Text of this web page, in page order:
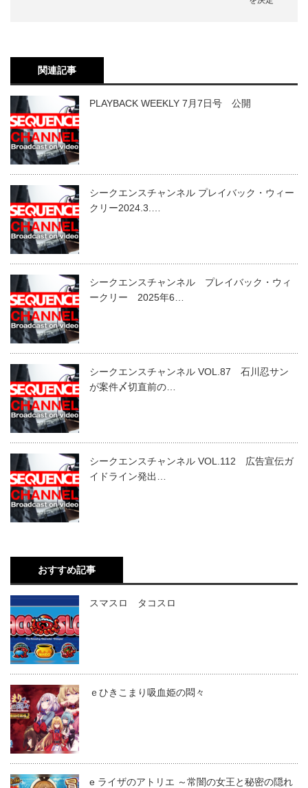
関連記事
PLAYBACK WEEKLY 7月7日号 公開
シークエンスチャンネル プレイバック・ウィー
クリー2024.3.…
シークエンスチャンネル プレイバック・ウィ
ークリー 2025年6…
シークエンスチャンネル VOL.87 石川忍サン
が案件〆切直前の…
シークエンスチャンネル VOL.112 広告宣伝ガ
イドライン発出…
おすすめ記事
スマスロ タコスロ
ｅひきこまり吸血姫の悶々
e ライザのアトリエ ～常闇の女王と秘密の隠れ